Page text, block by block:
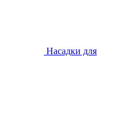
Насадки для